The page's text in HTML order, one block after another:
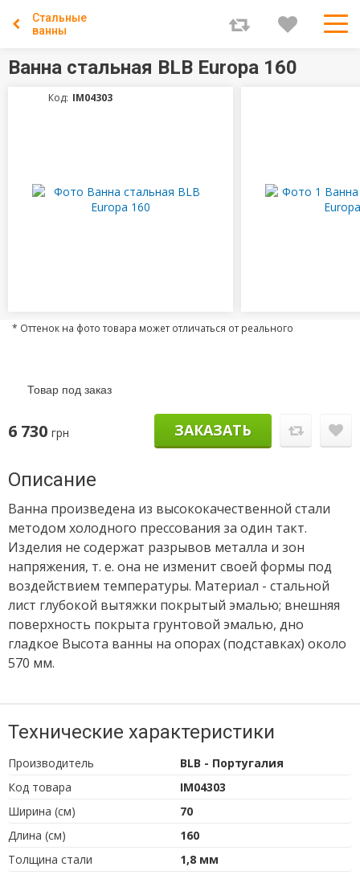
Стальные
ванны
Ванна стальная BLB Europa 160
Код: IM04303
* Оттенок на фото товара может отличаться от реального
Товар под заказ
6 730 грн ЗАКАЗАТЬ
Описание
Ванна произведена из высококачественной стали
методом холодного прессования за один такт.
Изделия не содержат разрывов металла и зон
напряжения, т. е. она не изменит своей формы под
воздействием температуры. Материал - стальной
лист глубокой вытяжки покрытый эмалью; внешняя
поверхность покрыта грунтовой эмалью, дно
гладкое Высота ванны на опорах (подставках) около
570 мм.
Технические характеристики
Производитель
BLB - Португалия
Код товара
IM04303
Ширина (см)
70
Длина (см)
160
Толщина стали
1,8 мм